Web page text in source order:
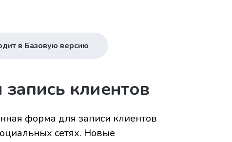
в Базовую версию
клиентов
форма для записи клиентов
сетях. Новые